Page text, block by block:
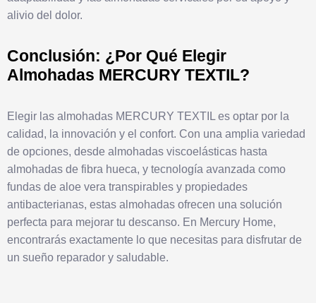
alivio del dolor.
Conclusión: ¿Por Qué Elegir
Almohadas MERCURY TEXTIL?
Elegir las almohadas MERCURY TEXTIL es optar por la
calidad, la innovación y el confort. Con una amplia variedad
de opciones, desde almohadas viscoelásticas hasta
almohadas de fibra hueca, y tecnología avanzada como
fundas de aloe vera transpirables y propiedades
antibacterianas, estas almohadas ofrecen una solución
perfecta para mejorar tu descanso. En Mercury Home,
encontrarás exactamente lo que necesitas para disfrutar de
un sueño reparador y saludable.